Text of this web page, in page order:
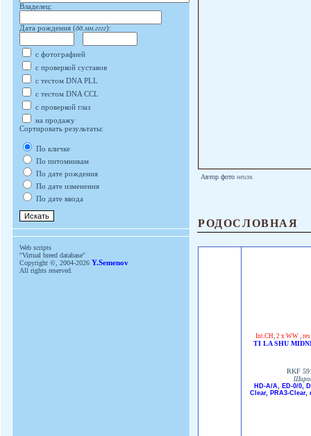
Владелец:
Дата рождения (дд.мм.гггг):
с фотографией
с проверкой суставов
с тестом DNA PLL
с тестом DNA CCL
с проверкой глаз
на продажу
Сортировать результаты:
По кличке
По питомникам
По дате рождения
По дате изменения
По дате ввода
Web scripts
''Virtual breed database''
Copyright ©, 2004-2026 Y.Semenov
All rights reserved.
Автор фото неизв.
РОДОСЛОВНАЯ
Int.CH,2 x WW ,
TI LA SHU
RKF
HD-A/A, ED-0/0,
Clear, PRA3-Clear,